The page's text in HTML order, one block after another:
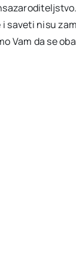
saveti nisu
Vam da se